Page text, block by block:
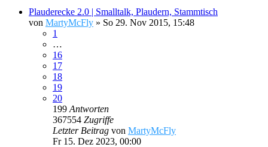
Plauderecke 2.0 | Smalltalk, Plaudern, Stammtisch
von MartyMcFly » So 29. Nov 2015, 15:48
1
…
16
17
18
19
20
199 Antworten
367554 Zugriffe
Letzter Beitrag von MartyMcFly
Fr 15. Dez 2023, 00:00